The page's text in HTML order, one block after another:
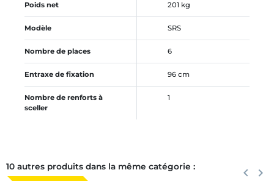
Poids net 201 kg
Modèle SRS
Nombre de places 6
Entraxe de fixation 96 cm
Nombre de renforts à
sceller
1
10 autres produits dans la même catégorie : keyboard_arrow_left keyboard_arrow_right